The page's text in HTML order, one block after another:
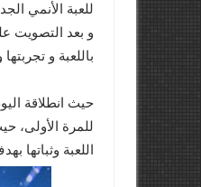
للعبة الأنمي
باللعبة و تجربتها
للمرة الأولى،
اللعبة وثباتها